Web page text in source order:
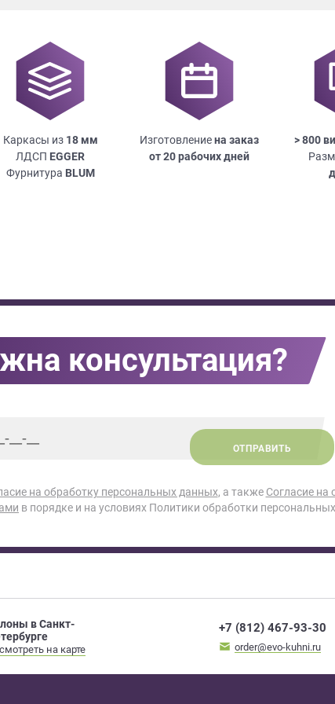
Каркасы из 18мм
ЛДСП EGGER
Фурнитура BLUM
Изготовлениена заказ
от 20 рабочих дней
> 800
консультация?
ОТПРАВИТЬ
на обработку персональных данных, а также Согласие на
в порядке и на условиях Политики обработки
в Санкт-
на карте
+7 (812) 467-93-30
order@evo-kuhni.ru